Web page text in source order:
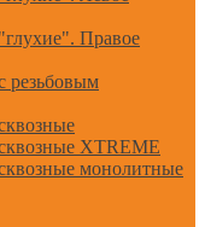
Правое
резьбовым
XTREME
монолитные